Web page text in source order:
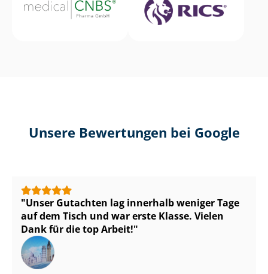
Unsere Bewertungen bei Google
Unser Gutachten lag innerhalb weniger Tage
auf dem Tisch und war erste Klasse. Vielen
Dank für die top Arbeit!